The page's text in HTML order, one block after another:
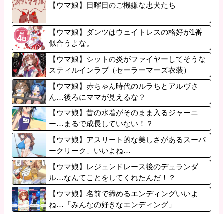
【ウマ娘】日曜日のご機嫌な忠犬たち
【ウマ娘】ダンツはウェイトレスの格好が1番
似合うよな。
【ウマ娘】シットの炎がファイヤーしてそうな
スティルインラブ（セーラーマーズ衣装）
【ウマ娘】赤ちゃん時代のルラちとアルヴさ
ん…後ろにママが見えるな？
【ウマ娘】昔の水着がそのまま入るジャーニ
ー…まるで成長していない！？
【ウマ娘】アスリート的な美しさがあるスーパ
ークリーク、いいよね…
【ウマ娘】レジェンドレース後のデュランダ
ル…なんてことをしてくれたんだ！？
【ウマ娘】名前で締めるエンディングいいよ
ね…「みんなの好きなエンディング」